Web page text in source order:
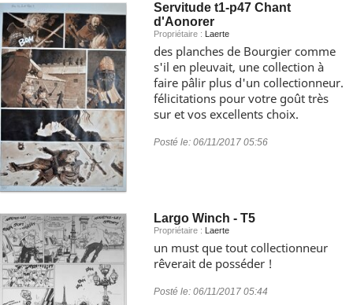
Servitude t1-p47 Chant
d'Aonorer
Propriétaire : Laerte
des planches de Bourgier comme
s'il en pleuvait, une collection à
faire pâlir plus d'un collectionneur.
félicitations pour votre goût très
sur et vos excellents choix.
Posté le: 06/11/2017 05:56
Largo Winch - T5
Propriétaire : Laerte
un must que tout collectionneur
rêverait de posséder !
Posté le: 06/11/2017 05:44